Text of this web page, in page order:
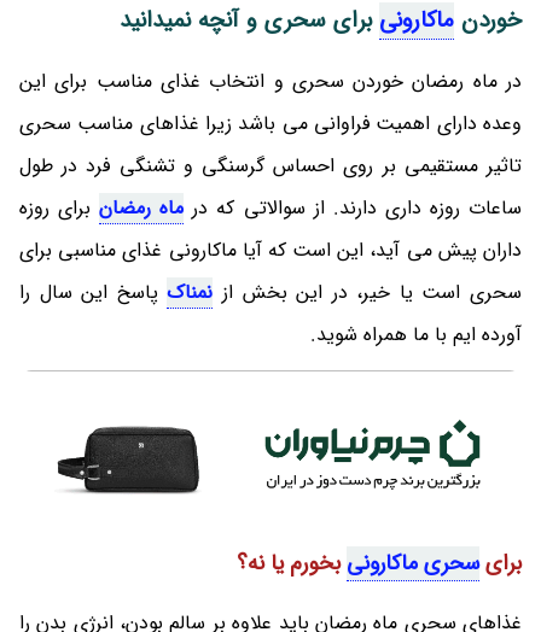
خوردن ماکارونی برای سحری و آنچه نمیدانید
در ماه رمضان خوردن سحری و انتخاب غذای مناسب برای این
وعده دارای اهمیت فراوانی می باشد زیرا غذاهای مناسب سحری
تاثیر مستقیمی بر روی احساس گرسنگی و تشنگی فرد در طول
ساعات روزه داری دارند. از سوالاتی که در ماه رمضانبرای روزه
داران پیش می آید، این است که آیا ماکارونی غذای مناسبی برای
سحری است یا خیر، در این بخش از نمناکپاسخ این سال را
آورده ایم با ما همراه شوید.
برایسحری ماکارونیبخورم یا نه؟
غذاهای سحری ماه رمضان باید علاوه بر سالم بودن، انرژی بدن را